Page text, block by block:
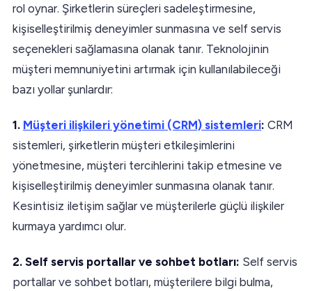
rol oynar. Şirketlerin süreçleri sadeleştirmesine,
kişiselleştirilmiş deneyimler sunmasına ve self servis
seçenekleri sağlamasına olanak tanır. Teknolojinin
müşteri memnuniyetini artırmak için kullanılabileceği
bazı yollar şunlardır:
1. Müşteri ilişkileri yönetimi (CRM) sistemleri: CRM
sistemleri, şirketlerin müşteri etkileşimlerini
yönetmesine, müşteri tercihlerini takip etmesine ve
kişiselleştirilmiş deneyimler sunmasına olanak tanır.
Kesintisiz iletişim sağlar ve müşterilerle güçlü ilişkiler
kurmaya yardımcı olur.
2. Self servis portallar ve sohbet botları: Self servis
portallar ve sohbet botları, müşterilere bilgi bulma,